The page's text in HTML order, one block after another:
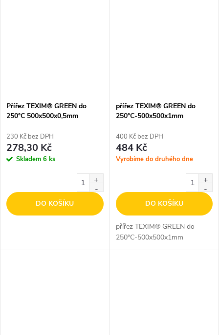
Přířez TEXIM® GREEN do
250°C 500x500x0,5mm
230 Kč bez DPH
278,30 Kč
Skladem 6 ks
DO KOŠÍKU
přířez TEXIM® GREEN do
250°C-500x500x1mm
400 Kč bez DPH
484 Kč
Vyrobíme do druhého dne
DO KOŠÍKU
přířez TEXIM® GREEN do
250°C-500x500x1mm